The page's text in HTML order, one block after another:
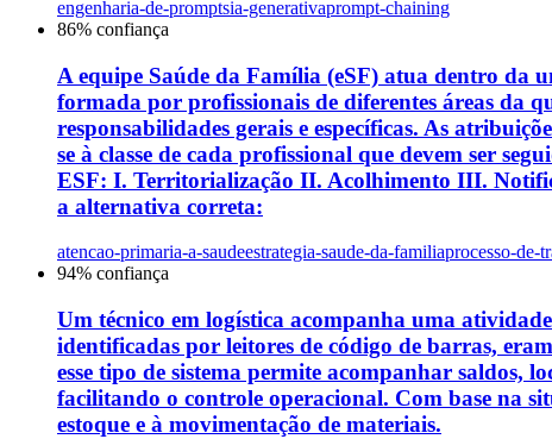
engenharia-de-promptsia-generativaprompt-chaining
86% confiança
A equipe Saúde da Família (eSF) atua dentro da
formada por profissionais de diferentes áreas da
responsabilidades gerais e específicas. As
se à classe de cada profissional que devem ser
ESF: I. Territorialização II. Acolhimento III.
a alternativa correta:
atencao-primaria-a-saudeestrategia-saude-da-familiaprocesso-de-
94% confiança
Um técnico em logística acompanha uma
identificadas por leitores de código de barras,
esse tipo de sistema permite acompanhar saldos,
facilitando o controle operacional. Com base na
estoque e à movimentação de materiais.